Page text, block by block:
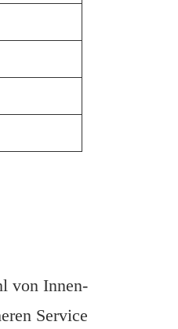
von Innen-
Service